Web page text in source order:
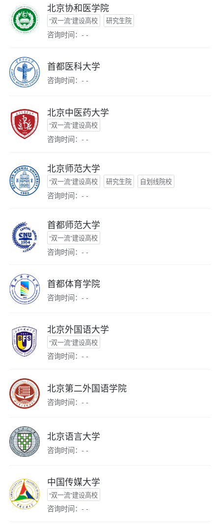
北京协和医学院
“双一流”建设高校 研究生院
咨询时间：- -
首都医科大学
咨询时间：- -
北京中医药大学
“双一流”建设高校
咨询时间：- -
北京师范大学
“双一流”建设高校 研究生院 自划线院校
咨询时间：- -
首都师范大学
“双一流”建设高校
咨询时间：- -
首都体育学院
咨询时间：- -
北京外国语大学
“双一流”建设高校
咨询时间：- -
北京第二外国语学院
咨询时间：- -
北京语言大学
咨询时间：- -
中国传媒大学
“双一流”建设高校
咨询时间：- -